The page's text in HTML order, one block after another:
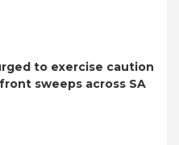
to exercise caution
sweeps across SA